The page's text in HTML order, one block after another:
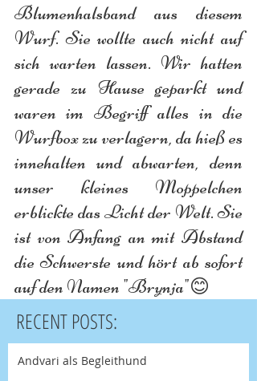
Blumenhalsband aus diesem
Wurf. Sie wollte auch nicht auf
sich warten lassen. Wir hatten
gerade zu Hause geparkt und
waren im Begriff alles in die
Wurfbox zu verlagern, da hieß es
innehalten und abwarten, denn
unser kleines Moppelchen
erblickte das Licht der Welt. Sie
ist von Anfang an mit Abstand
die Schwerste und hört ab sofort
auf den Namen "Brynja"😊
RECENT POSTS:
Andvari als Begleithund